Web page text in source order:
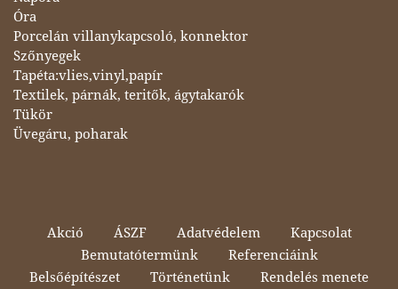
Óra
Porcelán villanykapcsoló, konnektor
Szőnyegek
Tapéta:vlies,vinyl,papír
Textilek, párnák, teritők, ágytakarók
Tükör
Üvegáru, poharak
Akció ÁSZF Adatvédelem
Kapcsolat
Bemutatótermünk
Referenciáink
Belsőépítészet
Történetünk Rendelés menete